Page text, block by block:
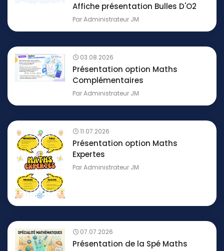
Affiche présentation Bulles D'O2
ParAdministrateur JM
03.08.2026
Présentation option Maths
Complémentaires
ParAdministrateur JM
11.07.2026
Présentation option Maths
Expertes
ParAdministrateur JM
07.07.2026
Présentation de la Spé Maths